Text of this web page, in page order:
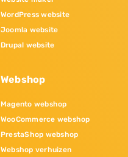
WordPress website
Joomla website
Drupal website
Webshop
Magento webshop
WooCommerce webshop
PrestaShop webshop
Webshop verhuizen